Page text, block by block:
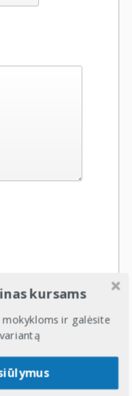
,Vilkija,Vilkijos
kursams
mokykloms ir galėsite